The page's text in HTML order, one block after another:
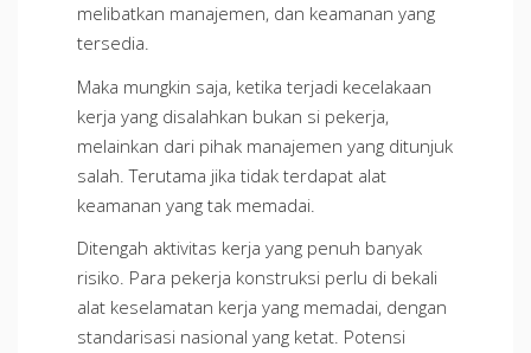
melibatkan manajemen, dan keamanan yang
tersedia.
Maka mungkin saja, ketika terjadi kecelakaan
kerja yang disalahkan bukan si pekerja,
melainkan dari pihak manajemen yang ditunjuk
salah. Terutama jika tidak terdapat alat
keamanan yang tak memadai.
Ditengah aktivitas kerja yang penuh banyak
risiko. Para pekerja konstruksi perlu di bekali
alat keselamatan kerja yang memadai, dengan
standarisasi nasional yang ketat. Potensi